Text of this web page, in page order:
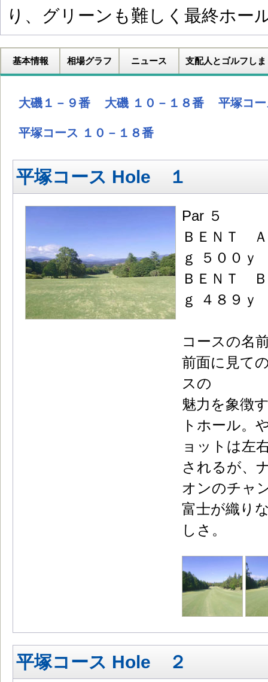
り、グリーンも難しく最終ホー
基本情報 相場グラフ ニュース 支配人とゴルフしま
大磯１－９番 大磯 １０－１８番 平塚コ
平塚コース １０－１８番
平塚コース Hole １
Par ５
ＢＥＮＴ
ｇ ５００ｙ
ＢＥＮＴ
ｇ ４８９ｙ
コースの名
前面に見て
スの
魅力を象徴
トホール。
ョットは左
されるが、
オンのチャ
富士が織り
しさ。
平塚コース Hole ２